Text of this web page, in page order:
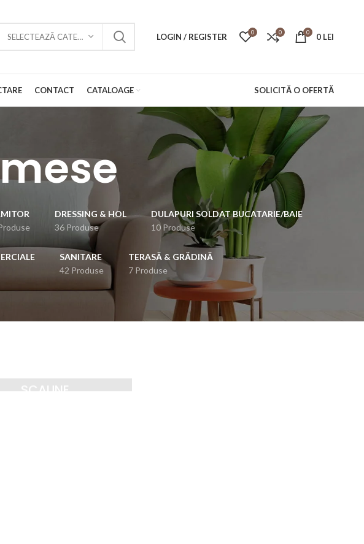
SELECTEAZĂ CATEGORIA LOGIN / REGISTER 0 0 0 0 LEI
CONTACT CATALOAGE SOLICITĂ O OFERTĂ
DRESSING & HOL
36 Produse
DULAPURI SOLDAT BUCATARIE/BAIE
10 Produse
SANITARE
42 Produse
TERASĂ & GRĂDINĂ
7 Produse
SCAUNE